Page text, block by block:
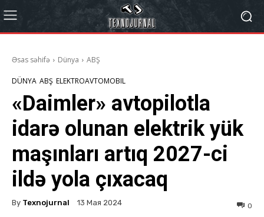
Əsas səhifə Dünya ABŞ
DÜNYA ABŞ ELEKTROAVTOMOBIL
«Daimler» avtopilotla
idarə olunan elektrik yük
maşınları artıq 2027-ci
ildə yola çıxacaq
By Texnojurnal 13 Мая 2024 0